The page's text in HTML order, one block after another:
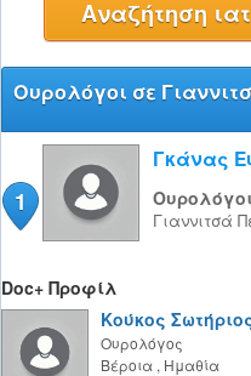
Ουρολόγοι σε
1
Γκάνας
Γιαννιτσά
Doc+ Προφίλ
Κούκος
Ουρολόγος
Βέροια , Ημαθία